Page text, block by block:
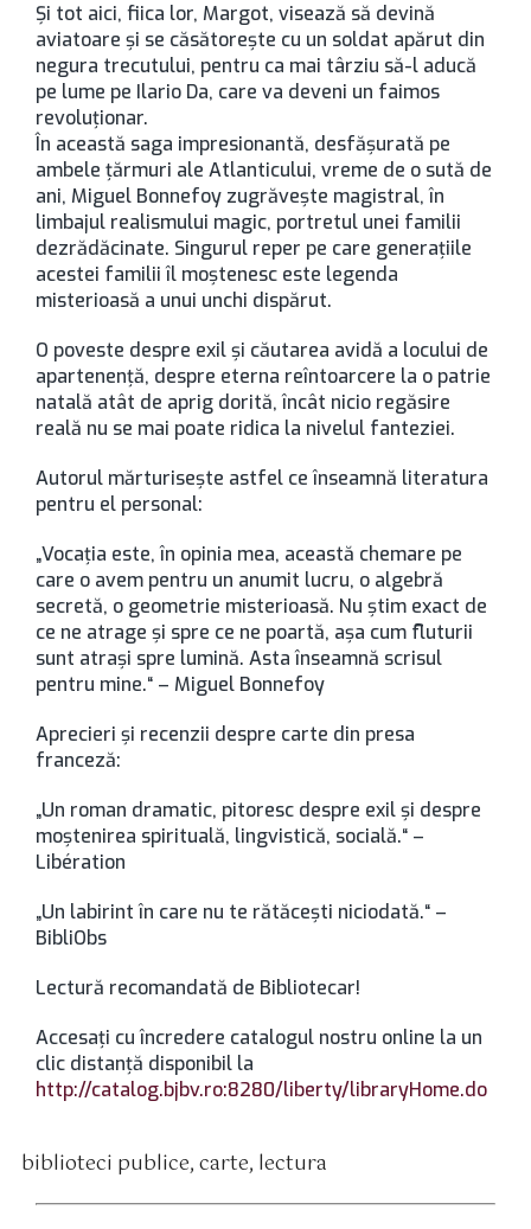
Şi tot aici, fiica lor, Margot, visează să devină
aviatoare şi se căsătoreşte cu un soldat apărut din
negura trecutului, pentru ca mai târziu să-l aducă
pe lume pe Ilario Da, care va deveni un faimos
revoluţionar.
În această saga impresionantă, desfăşurată pe
ambele ţărmuri ale Atlanticului, vreme de o sută de
ani, Miguel Bonnefoy zugrăveşte magistral, în
limbajul realismului magic, portretul unei familii
dezrădăcinate. Singurul reper pe care generaţiile
acestei familii îl moştenesc este legenda
misterioasă a unui unchi dispărut.
O poveste despre exil şi căutarea avidă a locului de
apartenenţă, despre eterna reîntoarcere la o patrie
natală atât de aprig dorită, încât nicio regăsire
reală nu se mai poate ridica la nivelul fanteziei.
Autorul mărturiseşte astfel ce înseamnă literatura
pentru el personal:
„Vocaţia este, în opinia mea, această chemare pe
care o avem pentru un anumit lucru, o algebră
secretă, o geometrie misterioasă. Nu ştim exact de
ce ne atrage şi spre ce ne poartă, aşa cum fluturii
sunt atraşi spre lumină. Asta înseamnă scrisul
pentru mine.“ – Miguel Bonnefoy
Aprecieri şi recenzii despre carte din presa
franceză:
„Un roman dramatic, pitoresc despre exil şi despre
moştenirea spirituală, lingvistică, socială.“ –
Libération
„Un labirint în care nu te rătăceşti niciodată.“ –
BibliObs
Lectură recomandată de Bibliotecar!
Accesaţi cu încredere catalogul nostru online la un
clic distanţă disponibil la
http://catalog.bjbv.ro:8280/liberty/libraryHome.do
biblioteci publice,carte, lectura